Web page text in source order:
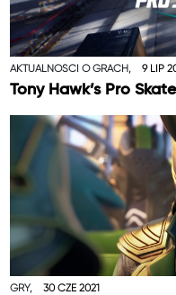
AKTUALNOŚCI O GRACH, 9 LIP
Tony Hawk’s Pro
GRY, 30 CZE 2021